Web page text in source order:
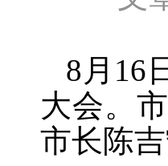
8月16
大会。
市长陈吉